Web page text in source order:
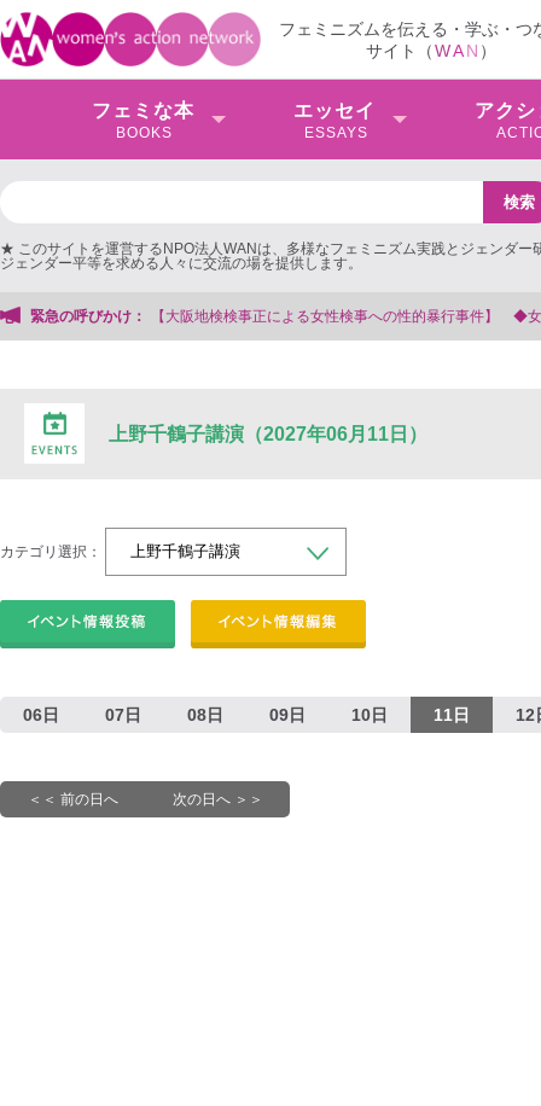
フェミニズムを伝える・学ぶ・つ
サイト（WAN ）
フェミな本
BOOKS
エッセイ
ESSAYS
アクシ
★ このサイトを運営するNPO法人WANは、多様なフェミニズム実践とジェンダー
ジェンダー平等を求める人々に交流の場を提供します。
緊急の呼びかけ：
地検検事正による女性検事への性的暴行事件】 ◆女性検事を支援する会事務局
上野千鶴子講演（2027年06月11日）
カテゴリ選択：
06日 07日 08日 09日 10日 11日 12
＜＜ 前の日へ 次の日へ ＞＞